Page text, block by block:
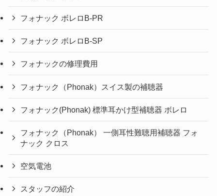
フォナック ボレロB-PR
フォナック ボレロB-SP
フォナックの修理費用
フォナック（Phonak）スイス製の補聴器
フォナック(Phonak) 標準耳かけ型補聴器 ボレロ
フォナック（Phonak） 一側耳性難聴用補聴器 フォ
ナック クロス
空気電池
スタッフの紹介